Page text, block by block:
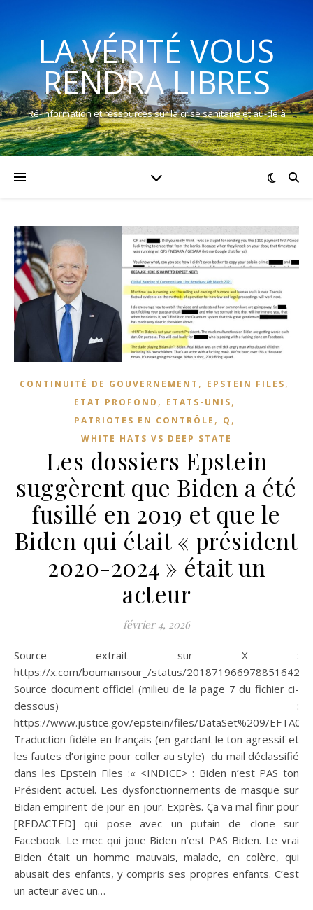
LA VÉRITÉ VOUS
RENDRA LIBRES
Ré-information et ressources sur la crise sanitaire et au-delà
CONTINUITÉ DE GOUVERNEMENT , EPSTEIN FILES,
ETAT PROFOND , ETATS-UNIS,
PATRIOTES EN CONTRÔLE , Q ,
WHITE HATS VS DEEP STATE
Les dossiers Epstein
suggèrent que Biden a été
fusillé en 2019 et que le
Biden qui était « président
2020-2024 » était un
acteur
février 4, 2026
Source extrait sur X :
https://x.com/boumansour_/status/2018719669788516422
Source document officiel (milieu de la page 7 du fichier ci-
dessous) :
https://www.justice.gov/epstein/files/DataSet%209/
Traduction fidèle en français (en gardant le ton agressif et
les fautes d’origine pour coller au style) du mail déclassifié
dans les Epstein Files :« <INDICE> : Biden n’est PAS ton
Président actuel. Les dysfonctionnements de masque sur
Bidan empirent de jour en jour. Exprès. Ça va mal finir pour
[REDACTED] qui pose avec un putain de clone sur
Facebook. Le mec qui joue Biden n’est PAS Biden. Le vrai
Biden était un homme mauvais, malade, en colère, qui
abusait des enfants, y compris ses propres enfants. C’est
un acteur avec un…